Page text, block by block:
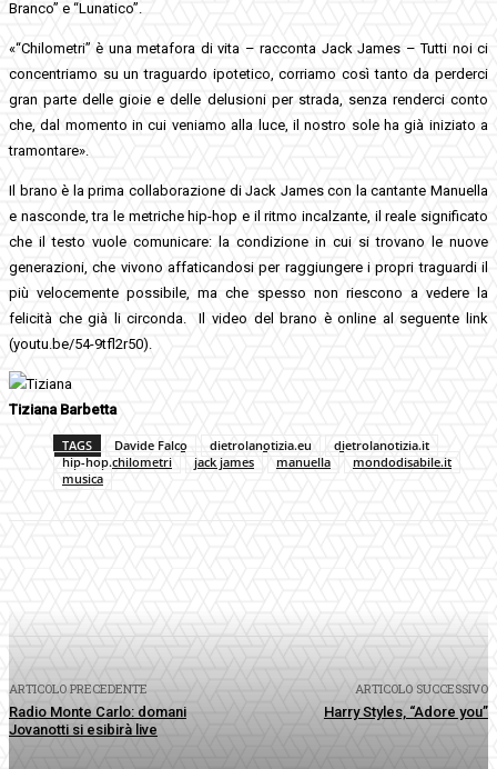
Branco” e “Lunatico”.
«“Chilometri” è una metafora di vita – racconta Jack James – Tutti noi ci
concentriamo su un traguardo ipotetico, corriamo così tanto da perderci
gran parte delle gioie e delle delusioni per strada, senza renderci conto
che, dal momento in cui veniamo alla luce, il nostro sole ha già iniziato a
tramontare».
Il brano è la prima collaborazione di Jack James con la cantante Manuella
e nasconde, tra le metriche hip-hop e il ritmo incalzante, il reale significato
che il testo vuole comunicare: la condizione in cui si trovano le nuove
generazioni, che vivono affaticandosi per raggiungere i propri traguardi il
più velocemente possibile, ma che spesso non riescono a vedere la
felicità che già li circonda. Il video del brano è online al seguente link
(youtu.be/54-9tfl2r50).
Tiziana Barbetta
TAGS Davide Falco dietrolanotizia.eu
dietrolanotizia.it
hip-hop.chilometri
jack james manuella
mondodisabile.it
musica
ARTICOLO PRECEDENTE
Radio Monte Carlo: domani
Jovanotti si esibirà live
ARTICOLO SUCCESSIVO
Harry Styles, “Adore you”